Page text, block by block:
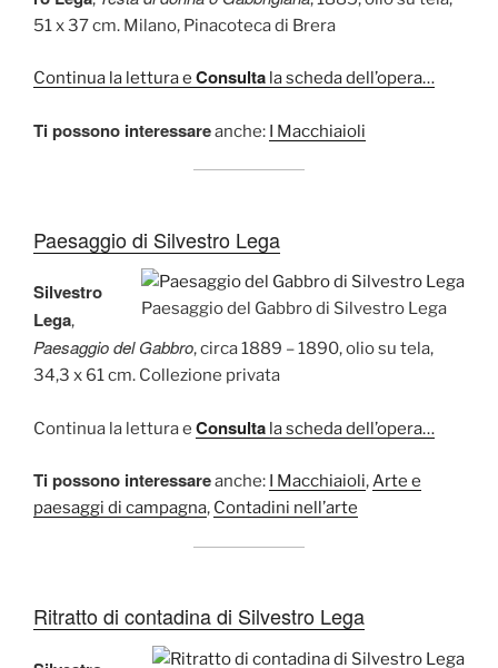
51 x 37 cm. Milano, Pinacoteca di Brera
Continua la lettura e Consulta la scheda dell’opera…
Ti possono interessareanche: I Macchiaioli
Paesaggio di Silvestro Lega
Paesaggio del Gabbro di Silvestro Lega
Silvestro
Lega,
Paesaggio del Gabbro, circa 1889 – 1890, olio su tela,
34,3 x 61 cm. Collezione privata
Continua la lettura e Consulta la scheda dell’opera…
Ti possono interessareanche: I Macchiaioli,Arte e
paesaggi di campagna, Contadini nell’arte
Ritratto di contadina di Silvestro Lega